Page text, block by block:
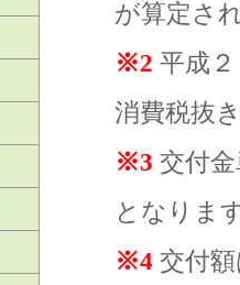
が算定さ
※2 平成
消費税抜
※3 交付
となりま
※4 交付